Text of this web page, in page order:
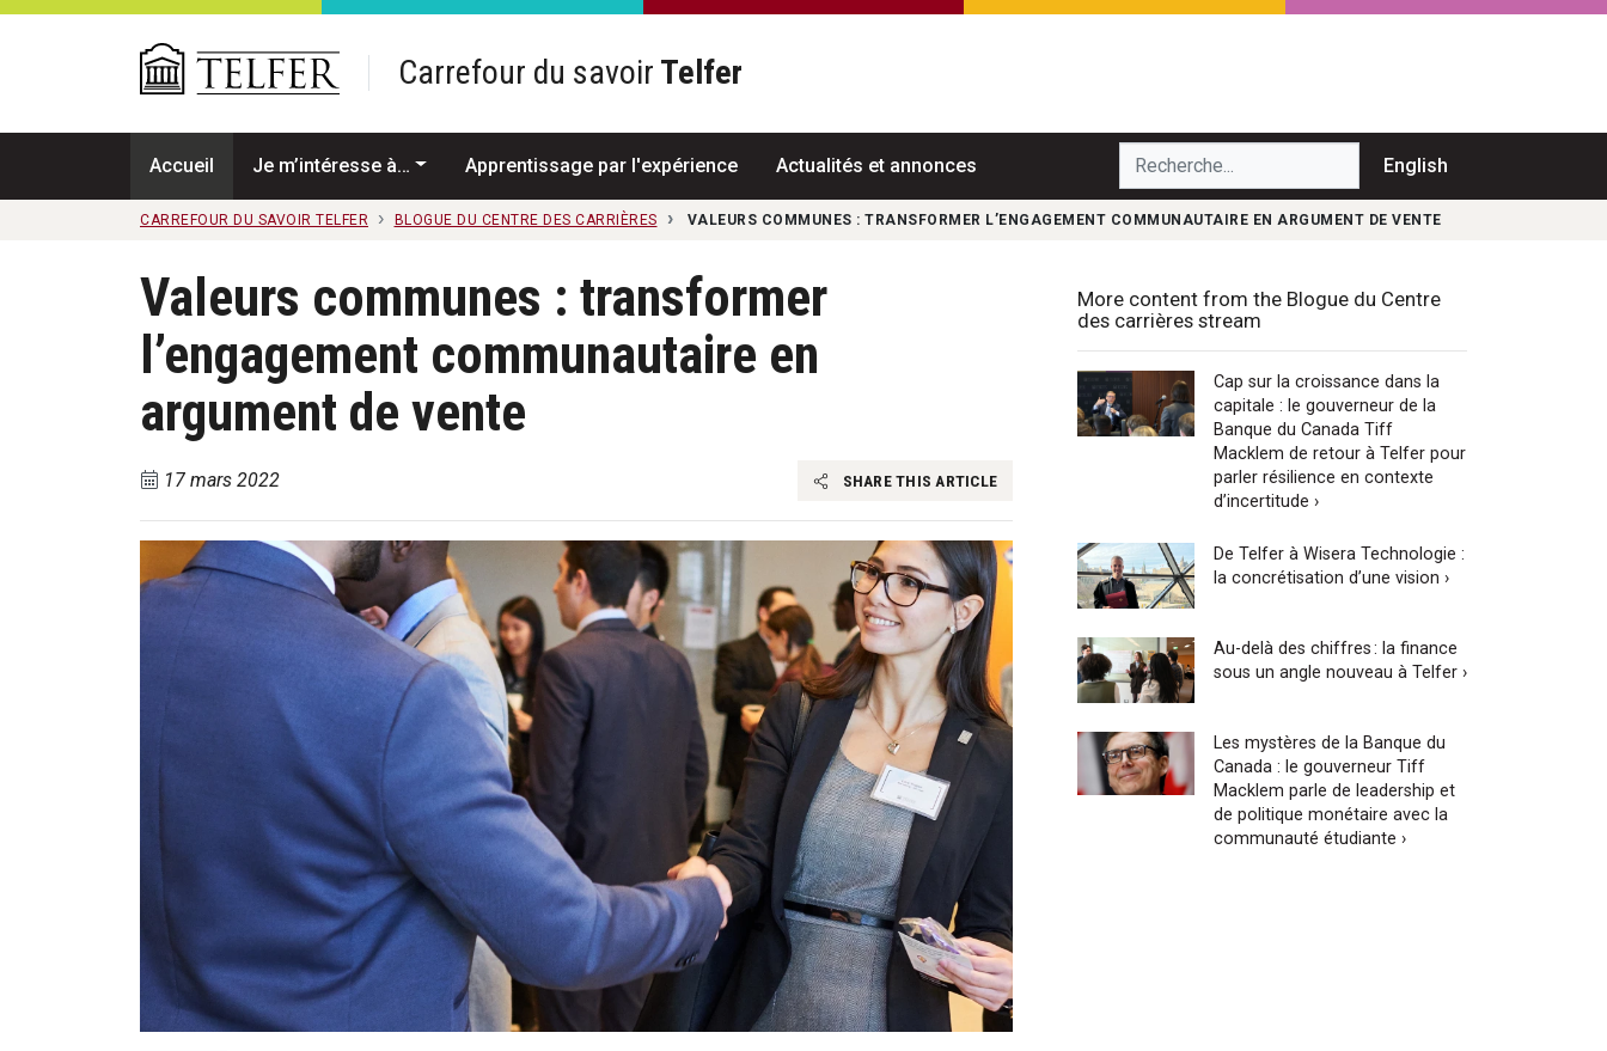
Passer au contenu principal
Carrefour du savoir Telfer
Accueil Je m’intéresse à… Apprentissage par l'expérience Actualités et annonces Recherche... English
CARREFOUR DU SAVOIR TELFER BLOGUE DU CENTRE DES CARRIÈRES VALEURS COMMUNES : TRANSFORMER L’ENGAGEMENT COMMUNAUTAIRE EN ARGUMENT DE VENTE
Valeurs communes : transformer
l’engagement communautaire en
argument de vente
17 mars 2022 SHARE THIS ARTICLE
More content from the Blogue du Centre
des carrières stream
Cap sur la croissance dans la
capitale : le gouverneur de la
Banque du Canada Tiff
Macklem de retour à Telfer pour
parler résilience en contexte
d’incertitude ›
De Telfer à Wisera Technologie :
la concrétisation d’une vision ›
Au-delà des chiffres : la finance
sous un angle nouveau à Telfer ›
Les mystères de la Banque du
Canada : le gouverneur Tiff
Macklem parle de leadership et
de politique monétaire avec la
communauté étudiante ›